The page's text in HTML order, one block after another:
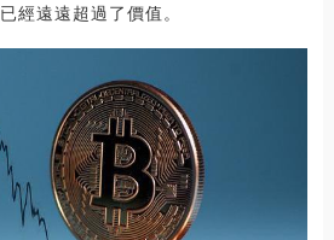
經遠遠超過了價值。